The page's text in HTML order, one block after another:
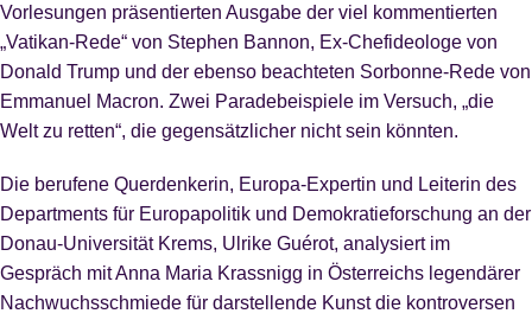
Vorlesungen präsentierten Ausgabe der viel kommentierten
„Vatikan-Rede“ von Stephen Bannon, Ex-Chefideologe von
Donald Trump und der ebenso beachteten Sorbonne-Rede von
Emmanuel Macron. Zwei Paradebeispiele im Versuch, „die
Welt zu retten“, die gegensätzlicher nicht sein könnten.
Die berufene Querdenkerin, Europa-Expertin und Leiterin des
Departments für Europapolitik und Demokratieforschung an der
Donau-Universität Krems, Ulrike Guérot, analysiert im
Gespräch mit Anna Maria Krassnigg in Österreichs legendärer
Nachwuchsschmiede für darstellende Kunst die kontroversen